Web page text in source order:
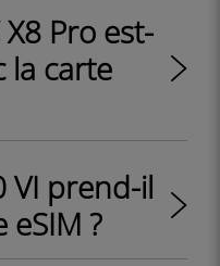
Pro est-
la carte
VI prend-il
?